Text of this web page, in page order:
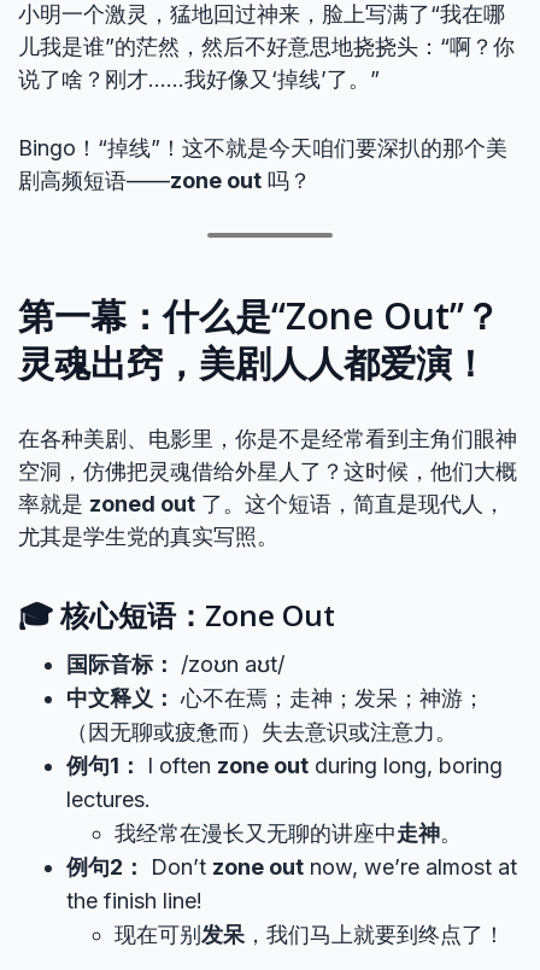
小明一个激灵，猛地回过神来，脸上写满了“我在哪
儿我是谁”的茫然，然后不好意思地挠挠头：“啊？你
说了啥？刚才……我好像又‘掉线’了。”
Bingo！“掉线”！这不就是今天咱们要深扒的那个美
剧高频短语——zone out 吗？
第一幕：什么是“Zone Out”？
灵魂出窍，美剧人人都爱演！
在各种美剧、电影里，你是不是经常看到主角们眼神
空洞，仿佛把灵魂借给外星人了？这时候，他们大概
率就是 zoned out 了。这个短语，简直是现代人，
尤其是学生党的真实写照。
🎓 核心短语：Zone Out
国际音标：
/zoʊn aʊt/
中文释义： 心不在焉；走神；发呆；神游；
（因无聊或疲惫而）失去意识或注意力。
例句1：
I often zone out during long, boring
lectures.
我经常在漫长又无聊的讲座中走神。
例句2：
Don’t zone out now, we’re almost at
the finish line!
现在可别发呆 ，我们马上就要到终点了！